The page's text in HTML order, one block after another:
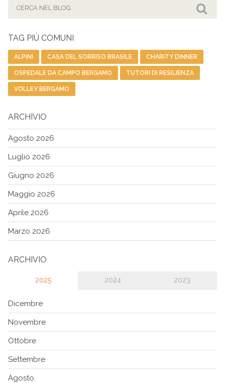
TAG PIÙ COMUNI
ALPINI CASA DEL SORRISO BRASILE CHARITY DINNER
OSPEDALE DA CAMPO BERGAMO TUTORI DI RESILIENZA
VOLLEY BERGAMO
ARCHIVIO
Agosto 2026
Luglio 2026
Giugno 2026
Maggio 2026
Aprile 2026
Marzo 2026
ARCHIVIO
2025 2024 2023
Dicembre
Novembre
Ottobre
Settembre
Agosto